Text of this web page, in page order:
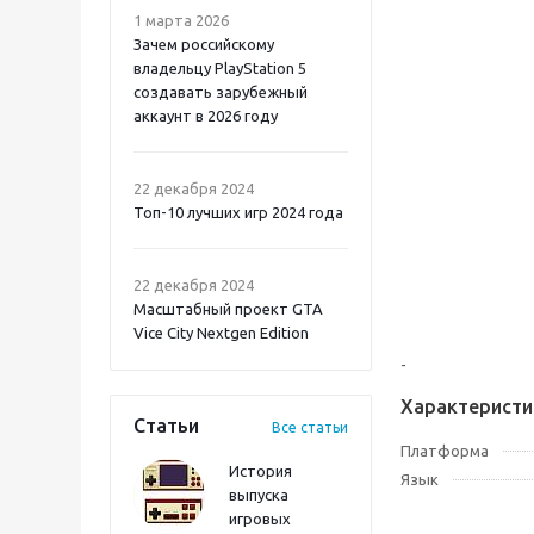
1 марта 2026
Зачем российскому
владельцу PlayStation 5
создавать зарубежный
аккаунт в 2026 году
22 декабря 2024
Топ-10 лучших игр 2024 года
22 декабря 2024
Масштабный проект GTA
Vice City Nextgen Edition
Статьи Все статьи
История
выпуска
игровых
Onimusha: Way of the
-
Платформа
Язык